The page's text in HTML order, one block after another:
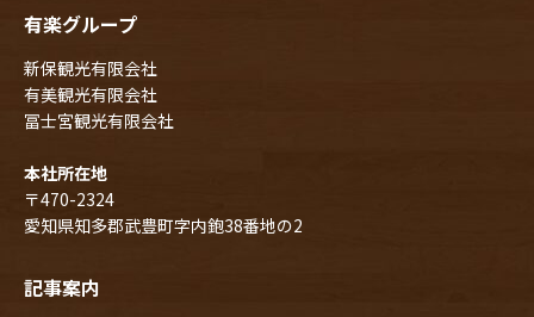
有楽グループ
新保観光有限会社
有美観光有限会社
冨士宮観光有限会社
本社所在地
〒470-2324
愛知県知多郡武豊町字内鉋38番地の2
記事案内